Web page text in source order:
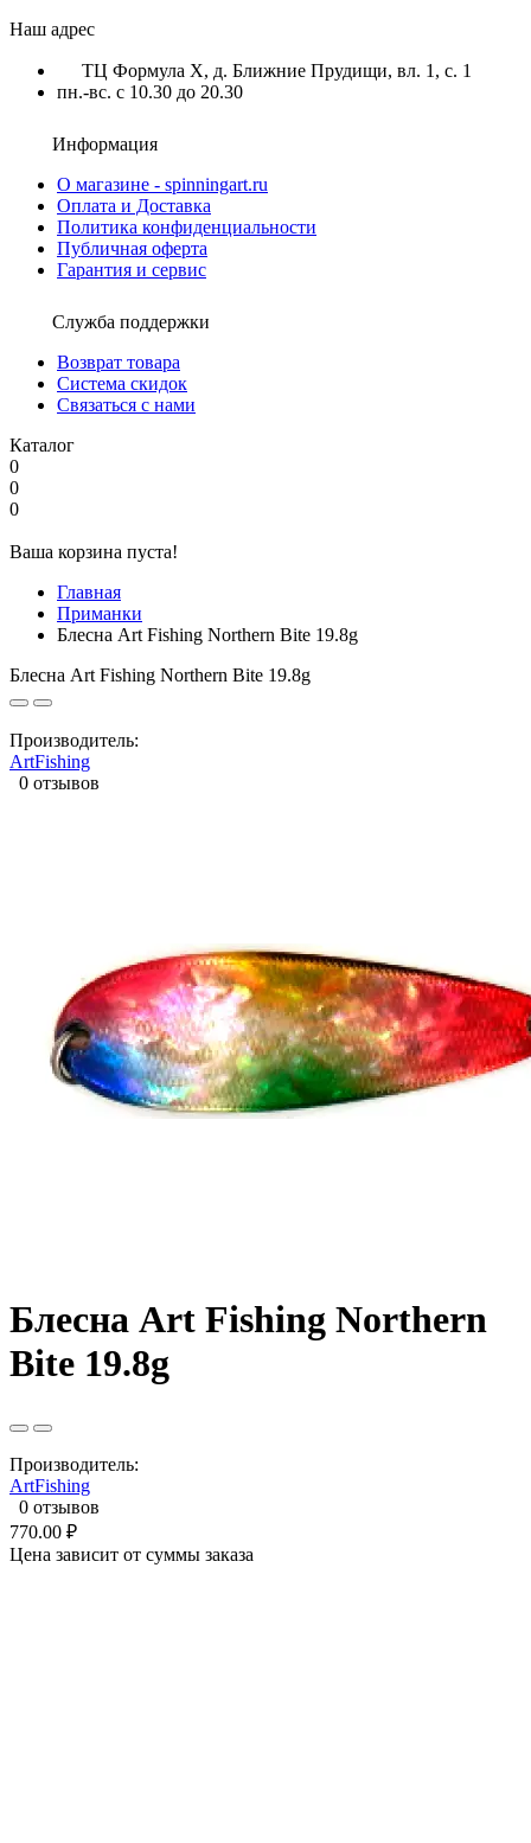
Наш адрес
ТЦ Формула X, д. Ближние Прудищи, вл. 1, с. 1
пн.-вс. с 10.30 до 20.30
Информация
О магазине - spinningart.ru
Оплата и Доставка
Политика конфиденциальности
Публичная оферта
Гарантия и сервис
Служба поддержки
Возврат товара
Система скидок
Связаться с нами
Каталог
0
0
0
Ваша корзина пуста!
Главная
Приманки
Блесна Art Fishing Northern Bite 19.8g
Блесна Art Fishing Northern Bite 19.8g
Производитель:
ArtFishing
0 отзывов
Блесна Art Fishing Northern
Bite 19.8g
Производитель:
ArtFishing
0 отзывов
770.00 ₽
Цена зависит от суммы заказа